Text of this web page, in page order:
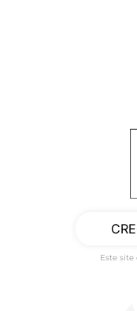
Este